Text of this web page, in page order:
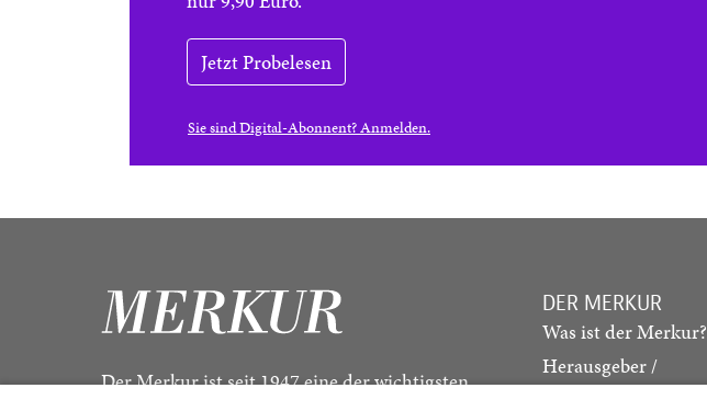
Jetzt Probelesen
Sie sind Digital-Abonnent? Anmelden.
Der Merkur ist seit 1947 eine der wichtigsten
DER MERKUR
Was ist der Merkur?
Herausgeber /
Redaktion